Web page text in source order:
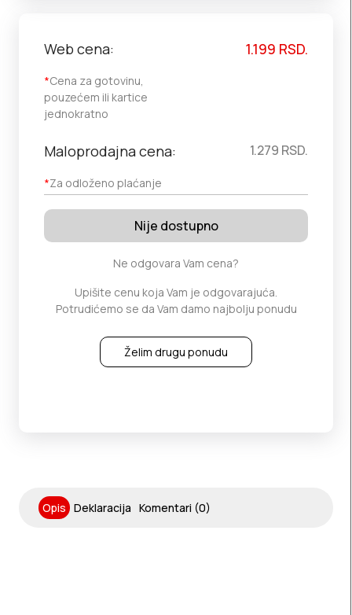
Web cena:
*Cena za gotovinu,
pouzećem ili kartice
jednokratno
1.199 RSD.
Maloprodajna cena:
*Za odloženo plaćanje
1.279 RSD.
Nije dostupno
Ne odgovara Vam cena?
Upišite cenu koja Vam je odgovarajuća.
Potrudićemo se da Vam damo najbolju ponudu
Želim drugu ponudu
Opis Deklaracija Komentari (0)